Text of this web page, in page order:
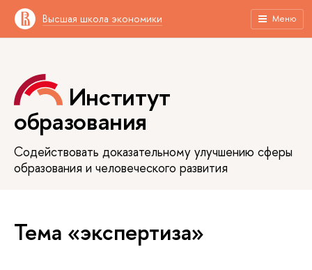
Высшая школа экономики Меню
Институт
образования
Содействовать доказательному улучшению сферы
образования и человеческого развития
Тема «экспертиза»